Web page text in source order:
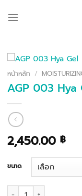
หน้าหลัก /
AGP 003 Hya
2,450.00 ฿
ขนาด
จำนวน AGP 003 Hya